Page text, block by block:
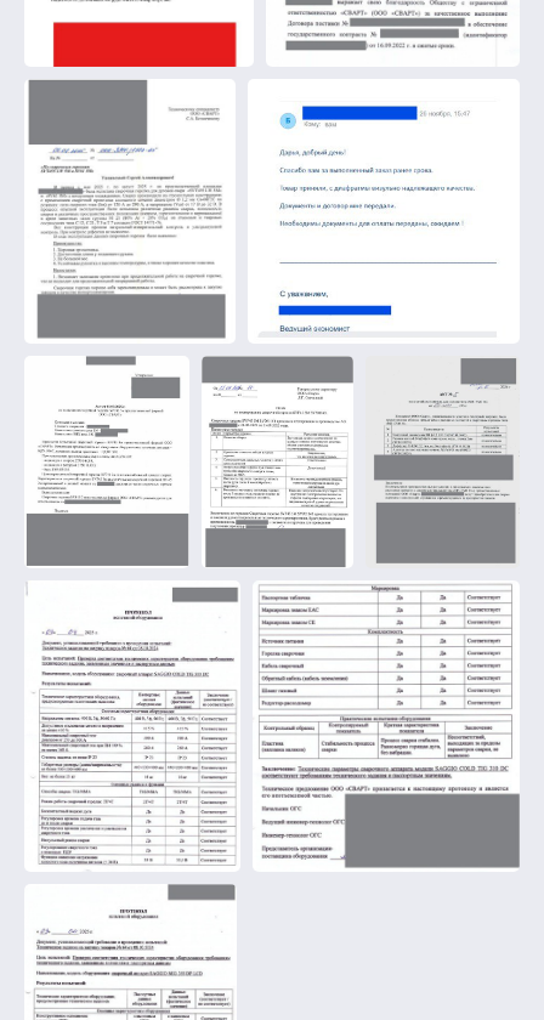
Оставить отзыв
Нажимая кнопку "Оставить отзыв", вы
соглашаетесь с правилами
конфиденциальности